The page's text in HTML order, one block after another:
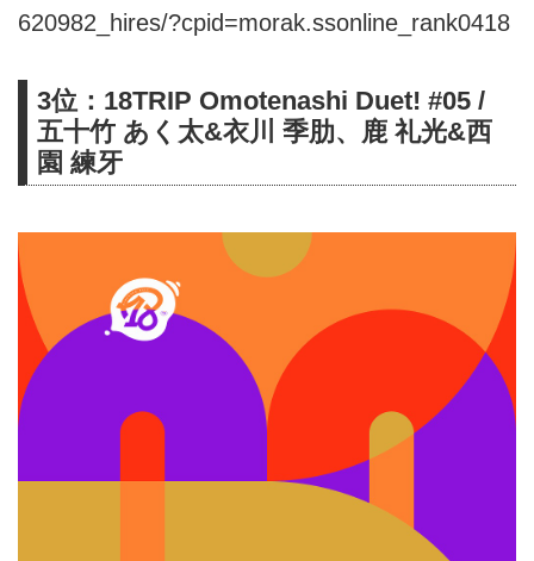
620982_hires/?cpid=morak.ssonline_rank0418
3位：18TRIP Omotenashi Duet! #05 /
五十竹 あく太&衣川 季肋、鹿 礼光&西
園 練牙